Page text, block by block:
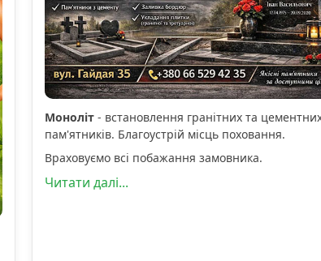
Моноліт- встановлення гранітних та
пам'ятників. Благоустрій місць поховання.
Враховуємо всі побажання замовника.
Читати далі...